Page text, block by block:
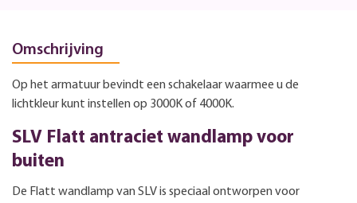
Omschrijving
Op het armatuur bevindt een schakelaar waarmee u de
lichtkleur kunt instellen op 3000K of 4000K.
SLV Flatt antraciet wandlamp voor
buiten
De Flatt wandlamp van SLV is speciaal ontworpen voor